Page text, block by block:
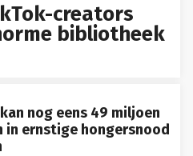
creators
bibliotheek
nog eens 49 miljoen
in ernstige hongersnood